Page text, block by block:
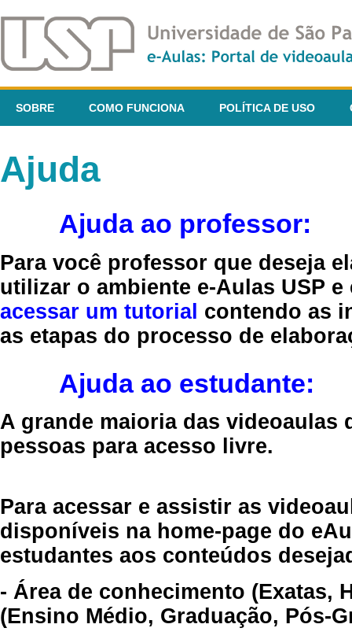
SOBRE COMO FUNCIONA POLÍTICA DE USO
Ajuda
Ajuda ao professor:
Para você professor que deseja
utilizar o ambiente e-Aulas USP
acessar um tutorial contendo as
as etapas do processo de
Ajuda ao estudante:
A grande maioria das videoaulas
pessoas para acesso livre.
Para acessar e assistir as
disponíveis na home-page do
estudantes aos conteúdos
- Área de conhecimento (Exatas,
(Ensino Médio, Graduação, Pós-